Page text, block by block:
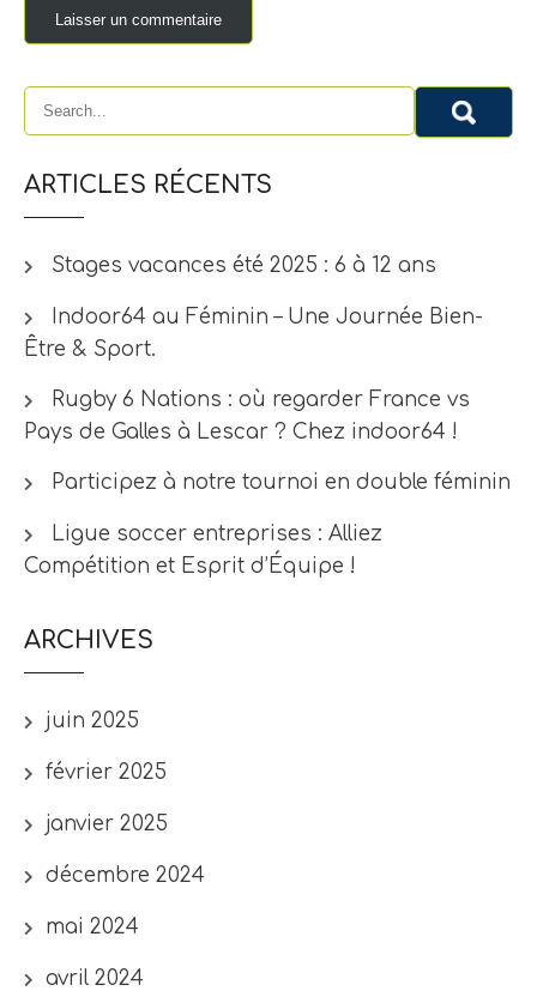
ARTICLES RÉCENTS
Stages vacances été 2025 : 6 à 12 ans
Indoor64 au Féminin – Une Journée Bien-
Être & Sport.
Rugby 6 Nations : où regarder France vs
Pays de Galles à Lescar ? Chez indoor64 !
Participez à notre tournoi en double féminin
Ligue soccer entreprises : Alliez
Compétition et Esprit d’Équipe !
ARCHIVES
juin 2025
février 2025
janvier 2025
décembre 2024
mai 2024
avril 2024